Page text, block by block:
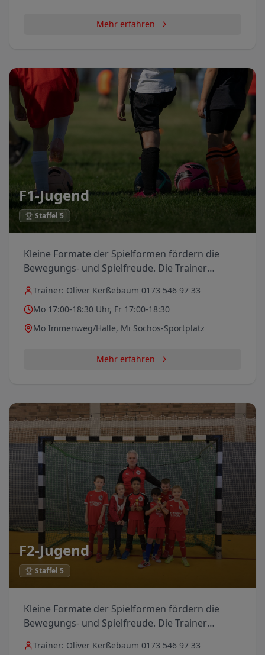
Mehr erfahren
F1-Jugend
Staffel 5
Kleine Formate der Spielformen fördern die
Bewegungs- und Spielfreude. Die Trainer
motivieren.
Trainer: Oliver Kerßebaum 0173 546 97 33
Mo 17:00-18:30 Uhr, Fr 17:00-18:30
Mo Immenweg/Halle, Mi Sochos-Sportplatz
Mehr erfahren
F2-Jugend
Staffel 5
Kleine Formate der Spielformen fördern die
Bewegungs- und Spielfreude. Die Trainer
motivieren.
Trainer: Oliver Kerßebaum 0173 546 97 33